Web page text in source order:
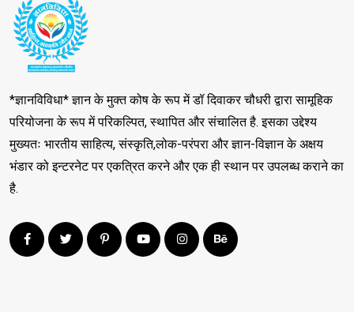
*ज्ञानविविधा* ज्ञान के मुक्त कोष के रूप में डॉ दिवाकर चौधरी द्वारा सामूहिक
परियोजना के रूप में परिकल्पित, स्थापित और संचालित है. इसका उद्देश्य
मुख्यतः भारतीय साहित्य, संस्कृति,लोक-परंपरा और ज्ञान-विज्ञान के अक्षय
भंडार को इन्टरनेट पर एकत्रित करने और एक ही स्थान पर उपलब्ध कराने का
है.